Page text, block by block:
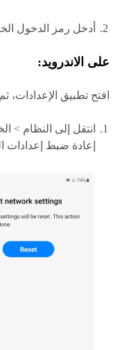
أدخل رمز الدخول
على الاندرويد:
افتح تطبيق الإعدادات،
انتقل إلى النظام >
إعادة ضبط إعدادات